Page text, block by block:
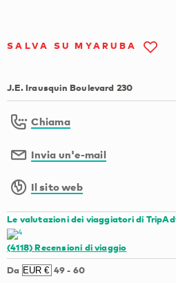
SALVA SU MYARUBA
J.E. Irausquin Boulevard 230
Chiama
Invia un'e-mail
Il sito web
Le valutazioni dei viaggiatori di
(4118)Recensioni di viaggio
Da 49- 60